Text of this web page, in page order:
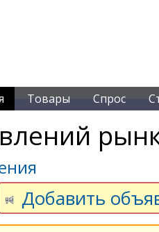
Товары Спрос
Добавить